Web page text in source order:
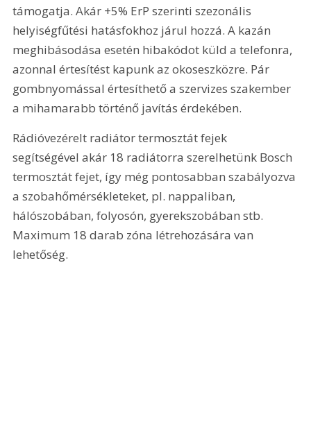
támogatja. Akár +5% ErP szerinti szezonális
helyiségfűtési hatásfokhoz járul hozzá. A kazán
meghibásodása esetén hibakódot küld a telefonra,
azonnal értesítést kapunk az okoseszközre. Pár
gombnyomással értesíthető a szervizes szakember
a mihamarabb történő javítás érdekében.
Rádióvezérelt radiátor termosztát fejek
segítségével akár 18 radiátorra szerelhetünk Bosch
termosztát fejet, így még pontosabban szabályozva
a szobahőmérsékleteket, pl. nappaliban,
hálószobában, folyosón, gyerekszobában stb.
Maximum 18 darab zóna létrehozására van
lehetőség.